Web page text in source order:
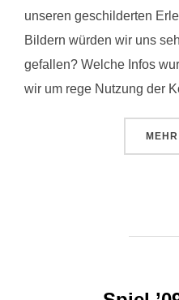
unseren geschilderten
Bildern würden wir uns
gefallen? Welche Infos
wir um rege Nutzung der
MEHR